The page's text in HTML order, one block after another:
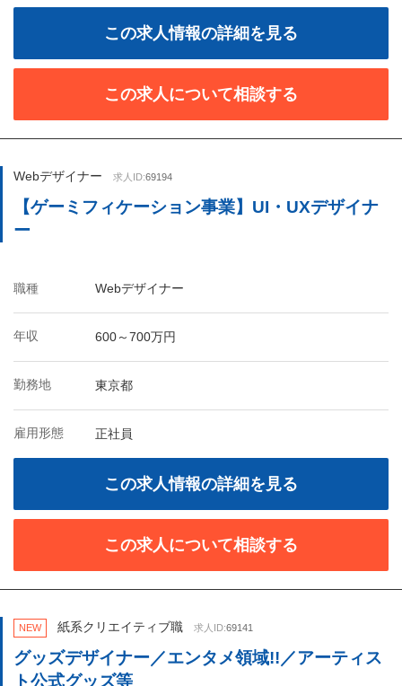
この求人情報の詳細を見る
この求人について相談する
Webデザイナー 求人ID:69194
【ゲーミフィケーション事業】UI・UXデザイナ
ー
職種 Webデザイナー
年収 600～700万円
勤務地 東京都
雇用形態 正社員
この求人情報の詳細を見る
この求人について相談する
NEW 紙系クリエイティブ職 求人ID:69141
グッズデザイナー／エンタメ領域!!／アーティス
ト公式グッズ等